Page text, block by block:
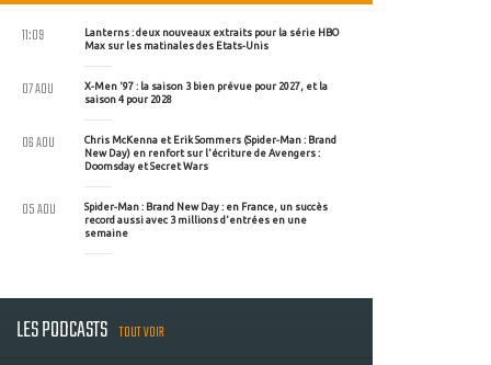
Lanterns : deux nouveaux extraits pour la série HBO
Max sur les matinales des Etats-Unis
11:09
X-Men '97 : la saison 3 bien prévue pour 2027, et la
saison 4 pour 2028
07 AOU
Chris McKenna et Erik Sommers (Spider-Man : Brand
New Day) en renfort sur l'écriture de Avengers :
Doomsday et Secret Wars
06 AOU
Spider-Man : Brand New Day : en France, un succès
record aussi avec 3 millions d'entrées en une
semaine
05 AOU
LES PODCASTS TOUT VOIR